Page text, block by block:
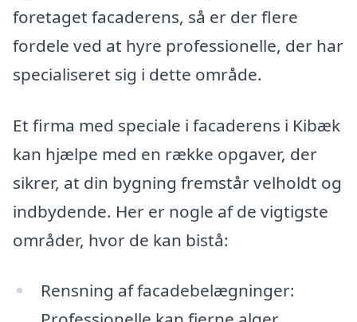
foretaget facaderens, så er der flere
fordele ved at hyre professionelle, der har
specialiseret sig i dette område.
Et firma med speciale i facaderens i Kibæk
kan hjælpe med en række opgaver, der
sikrer, at din bygning fremstår velholdt og
indbydende. Her er nogle af de vigtigste
områder, hvor de kan bistå:
Rensning af facadebelægninger: